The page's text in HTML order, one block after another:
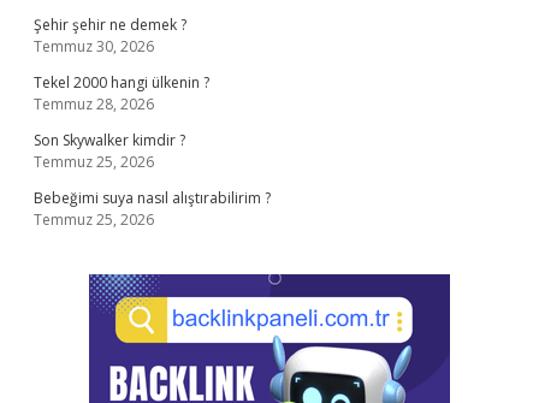
Şehir şehir ne demek ?
Temmuz 30, 2026
Tekel 2000 hangi ülkenin ?
Temmuz 28, 2026
Son Skywalker kimdir ?
Temmuz 25, 2026
Bebeğimi suya nasıl alıştırabilirim ?
Temmuz 25, 2026